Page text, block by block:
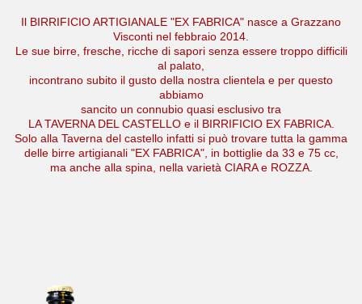
Il BIRRIFICIO ARTIGIANALE "EX FABRICA" nasce a Grazzano
Visconti nel febbraio 2014.
Le sue birre, fresche, ricche di sapori senza essere troppo difficili
al palato,
incontrano subito il gusto della nostra clientela e per questo
abbiamo
sancito un connubio quasi esclusivo tra
LA TAVERNA DEL CASTELLO e il BIRRIFICIO EX FABRICA.
Solo alla Taverna del castello infatti si può trovare tutta la gamma
delle birre artigianali "EX FABRICA", in bottiglie da 33 e 75 cc,
ma anche alla spina, nella varietà CIARA e ROZZA.